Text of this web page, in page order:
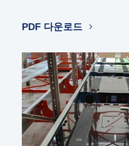
PDF 다운로드